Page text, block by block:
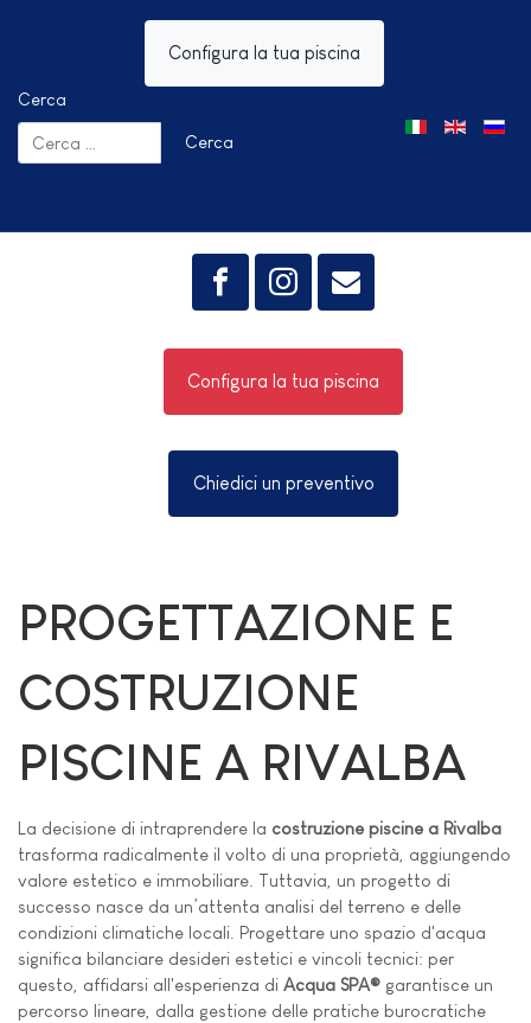
Configura la tua piscina
Cerca
Cerca
Seleziona la tua
Configura la tua piscina
Chiedici un preventivo
PROGETTAZIONE E
COSTRUZIONE
PISCINE A RIVALBA
La decisione di intraprendere la costruzione piscine a Rivalba
trasforma radicalmente il volto di una proprietà, aggiungendo
valore estetico e immobiliare. Tuttavia, un progetto di
successo nasce da un’attenta analisi del terreno e delle
condizioni climatiche locali. Progettare uno spazio d'acqua
significa bilanciare desideri estetici e vincoli tecnici: per
questo, affidarsi all'esperienza di Acqua SPA® garantisce un
percorso lineare, dalla gestione delle pratiche burocratiche